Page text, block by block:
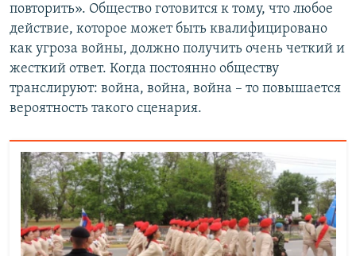
повторить». Общество готовится к тому, что любое
действие, которое может быть квалифицировано
как угроза войны, должно получить очень четкий и
жесткий ответ. Когда постоянно обществу
транслируют: война, война, война – то повышается
вероятность такого сценария.